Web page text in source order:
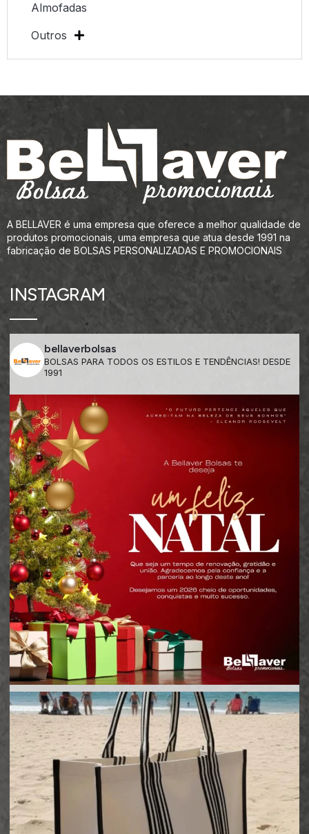
Almofadas
Outros
A BELLAVER é uma empresa que oferece a melhor qualidade de
produtos promocionais, uma empresa que atua desde 1991 na
fabricação de BOLSAS PERSONALIZADAS E PROMOCIONAIS
INSTAGRAM
bellaverbolsas
BOLSAS PARA TODOS OS ESTILOS E TENDÊNCIAS! DESDE
1991